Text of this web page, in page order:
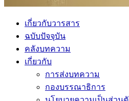
เกี่ยวกับวารสาร
ฉบับปัจจุบัน
คลังบทความ
เกี่ยวกับ
การส่งบทความ
กองบรรณาธิการ